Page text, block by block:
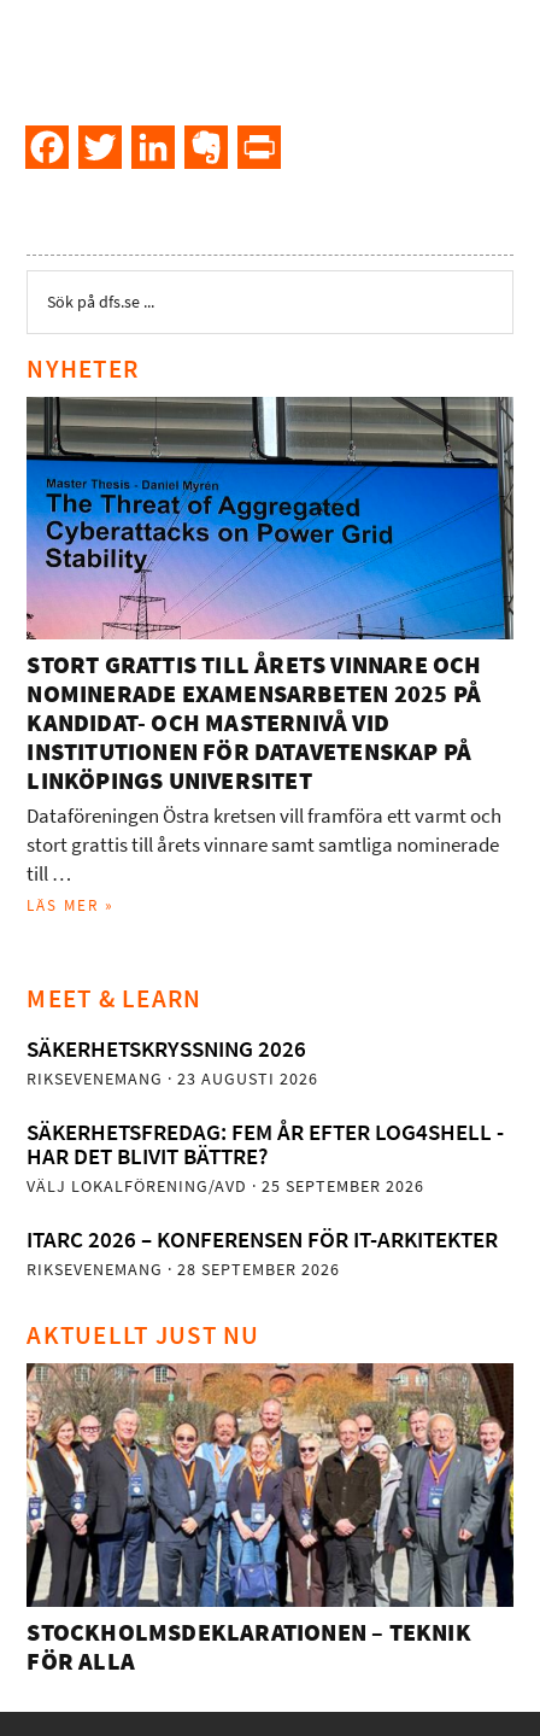
FacebookTwitter LinkedInEvernote
NYHETER
STORT GRATTIS TILL ÅRETS VINNARE OCH
NOMINERADE EXAMENSARBETEN 2025 PÅ
KANDIDAT- OCH MASTERNIVÅ VID
INSTITUTIONEN FÖR DATAVETENSKAP PÅ
LINKÖPINGS UNIVERSITET
Dataföreningen Östra kretsen vill framföra ett varmt och
stort grattis till årets vinnare samt samtliga nominerade
till …
LÄS MER »
MEET & LEARN
SÄKERHETSKRYSSNING 2026
RIKSEVENEMANG · 23 AUGUSTI 2026
SÄKERHETSFREDAG: FEM ÅR EFTER LOG4SHELL -
HAR DET BLIVIT BÄTTRE?
VÄLJ LOKALFÖRENING/AVD · 25 SEPTEMBER 2026
ITARC 2026 – KONFERENSEN FÖR IT-ARKITEKTER
RIKSEVENEMANG · 28 SEPTEMBER 2026
AKTUELLT JUST NU
STOCKHOLMSDEKLARATIONEN – TEKNIK
FÖR ALLA